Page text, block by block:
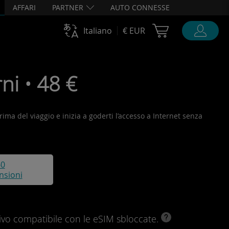
AFFARI PARTNER AUTO CONNESSE
Italiano € EUR Cart Ubigi
• 48 €
del viaggio e inizia a goderti l’accesso a Internet senza
compatibile con le eSIM sbloccate.